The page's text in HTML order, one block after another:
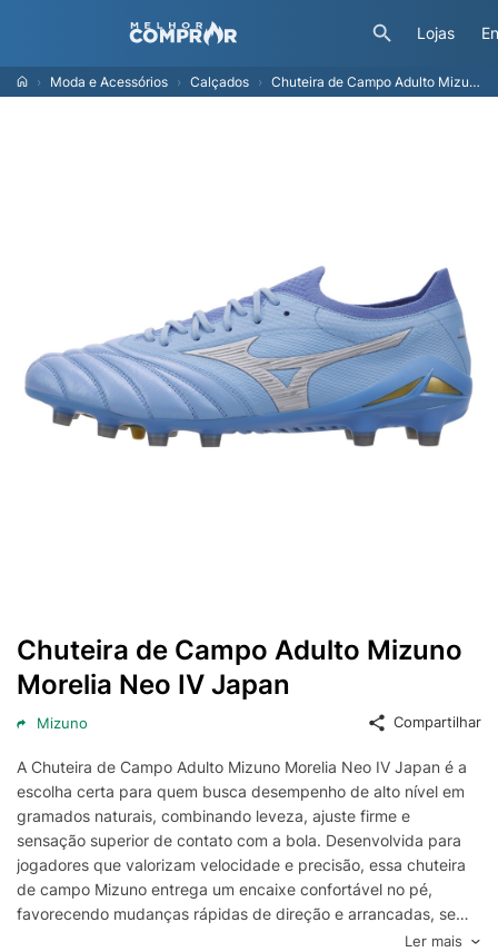
Lojas
Moda e Acessórios Calçados Chuteira de Campo Adulto Mizuno Morelia Neo IV Japan
Chuteira de Campo Adulto Mizuno
Morelia Neo IV Japan
Mizuno Compartilhar
A Chuteira de Campo Adulto Mizuno Morelia Neo IV Japan é a
escolha certa para quem busca desempenho de alto nível em
gramados naturais, combinando leveza, ajuste firme e
sensação superior de contato com a bola. Desenvolvida para
jogadores que valorizam velocidade e precisão, essa chuteira
de campo Mizuno entrega um encaixe confortável no pé,
favorecendo mudanças rápidas de direção e arrancadas, sem
Ler mais